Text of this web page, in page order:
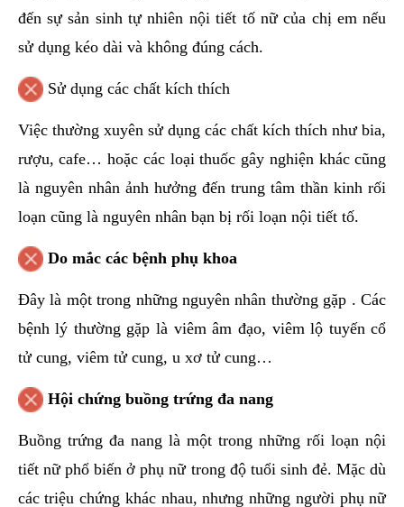
đến sự sản sinh tự nhiên nội tiết tố nữ của chị em nếu
sử dụng kéo dài và không đúng cách.
Sử dụng các chất kích thích
Việc thường xuyên sử dụng các chất kích thích như bia,
rượu, cafe… hoặc các loại thuốc gây nghiện khác cũng
là nguyên nhân ảnh hưởng đến trung tâm thần kinh rối
loạn cũng là nguyên nhân bạn bị rối loạn nội tiết tố.
Do mắc các bệnh phụ khoa
Đây là một trong những nguyên nhân thường gặp . Các
bệnh lý thường gặp là viêm âm đạo, viêm lộ tuyến cổ
tử cung, viêm tử cung, u xơ tử cung…
Hội chứng buồng trứng đa nang
Buồng trứng đa nang là một trong những rối loạn nội
tiết nữ phổ biến ở phụ nữ trong độ tuổi sinh đẻ. Mặc dù
các triệu chứng khác nhau, nhưng những người phụ nữ